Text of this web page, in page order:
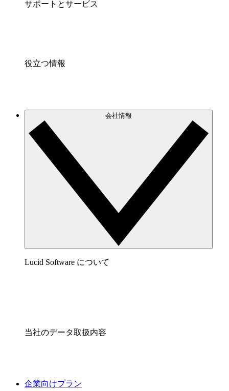
サポートとサービス
役立つ情報
会社情報
Lucid Software について
当社のデータ取扱内容
企業向けプラン